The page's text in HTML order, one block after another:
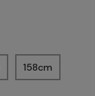
158cm